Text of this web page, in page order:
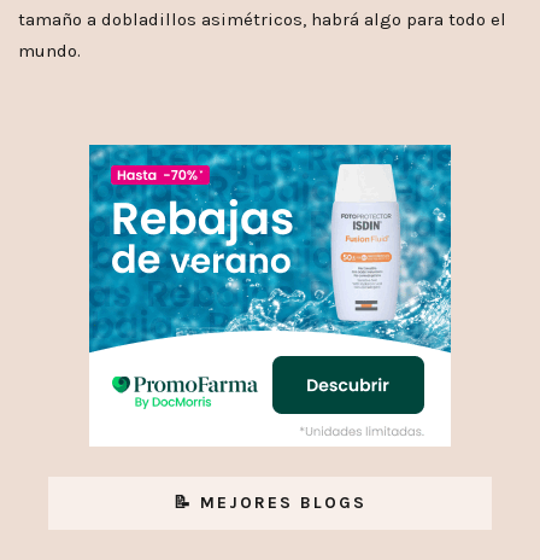
tamaño a dobladillos asimétricos, habrá algo para todo el
mundo.
📝 MEJORES BLOGS